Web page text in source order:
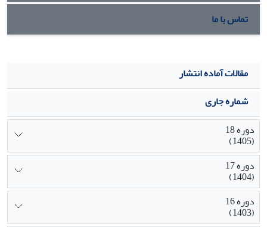
تماس با ما
مقالات آماده انتشار
شماره جاری
دوره 18
(1405)
دوره 17
(1404)
دوره 16
(1403)